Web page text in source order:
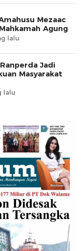
Mezaac
Agung
lalu
Jadi
Masyarakat
lalu